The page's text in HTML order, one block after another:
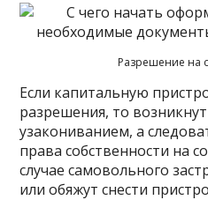
Разрешение на
Если капитальную
разрешения, то
узакониванием, а
права собственности на
случае самовольного
или обяжут снести